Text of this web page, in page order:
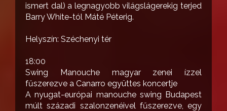
ismert dal) a legnagyobb világslágerekig terjed
Barry White-tól Máté Péterig.
Helyszín: Széchenyi tér
18:00
Swing Manouche magyar zenei ízzel
fűszerezve a Canarro együttes koncertje
A nyugat-európai manouche swing Budapest
múlt századi szalonzenéivel fűszerezve, egy